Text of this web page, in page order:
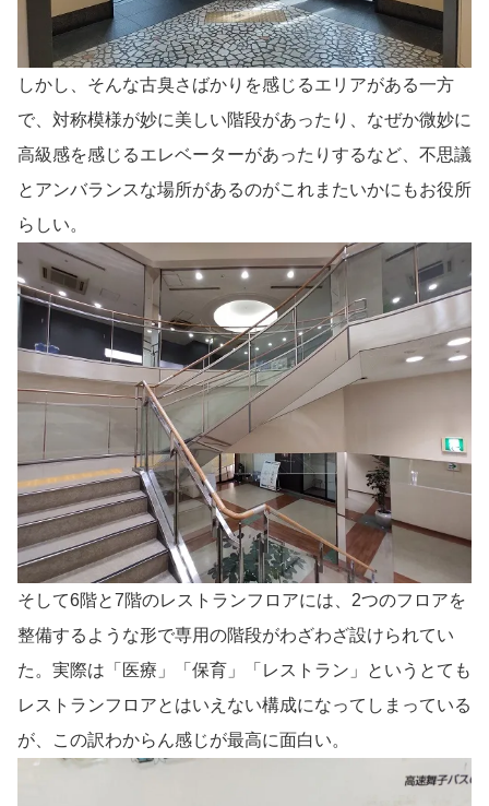
しかし、そんな古臭さばかりを感じるエリアがある一方
で、対称模様が妙に美しい階段があったり、なぜか微妙に
高級感を感じるエレベーターがあったりするなど、不思議
とアンバランスな場所があるのがこれまたいかにもお役所
らしい。
そして6階と7階のレストランフロアには、2つのフロアを
整備するような形で専用の階段がわざわざ設けられてい
た。実際は「医療」「保育」「レストラン」というとても
レストランフロアとはいえない構成になってしまっている
が、この訳わからん感じが最高に面白い。